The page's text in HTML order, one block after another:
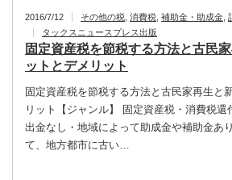
2016/7/12 その他の税 消費税 補助金・助成金
タックスニュースプレス出版
固定資産税を節税する方法と古民
ットとデメリット
固定資産税を節税する方法と古民家再生と
リット【ジャンル】 固定資産税・消費税還
出金なし・地域によって助成金や補助金あ
て、地方都市に古い…